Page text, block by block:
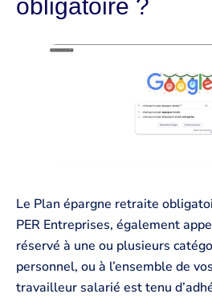
obligatoire ?
Le Plan épargne retraite
PER Entreprises, également
réservé à une ou plusieurs
personnel, ou à l’ensemble de
travailleur salarié est tenu